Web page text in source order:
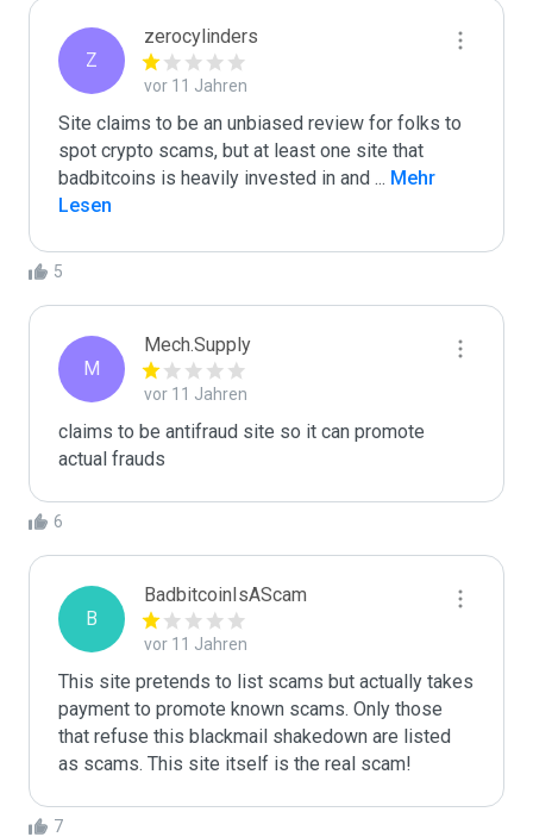
Z
zerocylinders
vor 11 Jahren
Site claims to be an unbiased review for folks to
spot crypto scams, but at least one site that
badbitcoins is heavily invested in and ... Mehr
Lesen
5
M
Mech.Supply
vor 11 Jahren
claims to be antifraud site so it can promote
actual frauds
6
B
BadbitcoinIsAScam
vor 11 Jahren
This site pretends to list scams but actually takes
payment to promote known scams. Only those
that refuse this blackmail shakedown are listed
as scams. This site itself is the real scam!
7